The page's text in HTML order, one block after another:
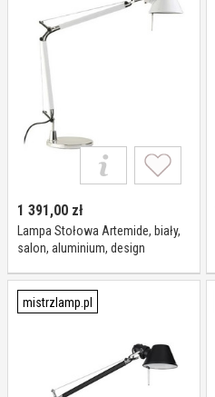
1 391,00 zł
Lampa Stołowa Artemide, biały,
salon, aluminium, design
mistrzlamp.pl